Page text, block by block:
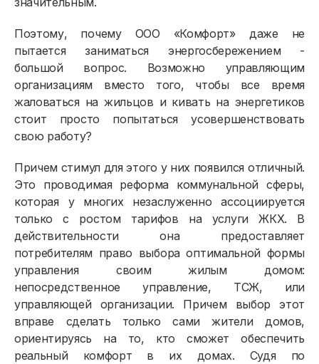
Поэтому, почему ООО «Комфорт» даже не
пытается заниматься энергосбережением -
большой вопрос. Возможно управляющим
организациям вместо того, чтобы все время
жаловаться на жильцов и кивать на энергетиков
стоит просто попытаться усовершенствовать
свою работу?
Причем стимул для этого у них появился отличный.
Это проводимая реформа коммунальной сферы,
которая у многих незаслуженно ассоциируется
только с ростом тарифов на услуги ЖКХ. В
действительности она предоставляет
потребителям право выбора оптимальной формы
управления своим жилым домом:
непосредственное управление, ТСЖ, или
управляющей организации. Причем выбор этот
вправе сделать только сами жители домов,
ориентируясь на то, кто сможет обеспечить
реальный комфорт в их домах. Судя по